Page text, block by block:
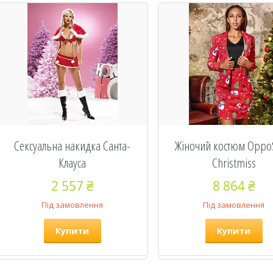
Сексуальна накидка Санта-
Клауса
2 557 ₴
Під замовлення
Купити
Жіночий костюм
Christmiss
8 864 ₴
Під замовлення
Купити